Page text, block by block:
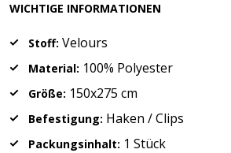
WICHTIGE INFORMATIONEN
Stoff: Velours
Material: 100% Polyester
Größe: 150x275 cm
Befestigung: Haken / Clips
Packungsinhalt: 1 Stück